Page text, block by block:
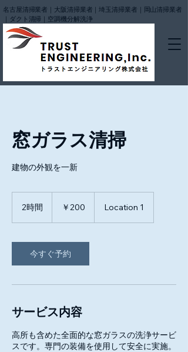
名古屋清掃業者｜大阪清掃業者｜埼玉清掃業者｜岡山清掃業者
｜ダクト清掃｜空調機分解洗浄
窓ガラス清掃
建物の外観を一新
2時間 ￥200 Location 1
今すぐ予約
サービス内容
高所も含めた全面的な窓ガラスの洗浄サービ
スです。専門の装備を使用して安全に実施。